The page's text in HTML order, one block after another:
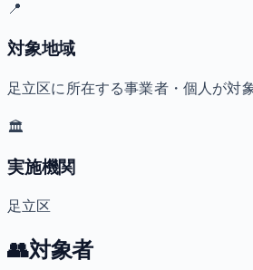
📍
対象地域
足立区に所在する事業者・個人が対
🏛️
実施機関
足立区
👥対象者